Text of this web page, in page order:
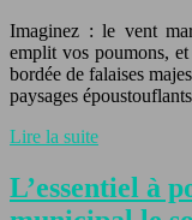
Imaginez : le vent
emplit vos poumons,
bordée de falaises
paysages
Lire la suite
L’essentiel à